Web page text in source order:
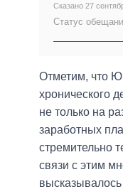
Сказано 27
Статус
Отметим, что
хронического
не только на
заработных
стремительно
связи с этим
высказывалось